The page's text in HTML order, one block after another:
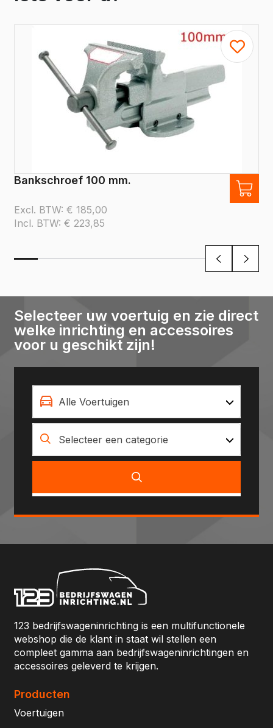
Bankschroef 100 mm.
Excl. BTW: € 185,00
Incl. BTW: € 223,85
Selecteer uw voertuig en zie direct
welke inrichting en accessoires
voor u geschikt zijn!
Alle Voertuigen
Selecteer een categorie
123 bedrijfswageninrichting is een multifunctionele
webshop die de klant in staat wil stellen een
compleet gamma aan bedrijfswageninrichtingen en
accessoires geleverd te krijgen.
Producten
Voertuigen